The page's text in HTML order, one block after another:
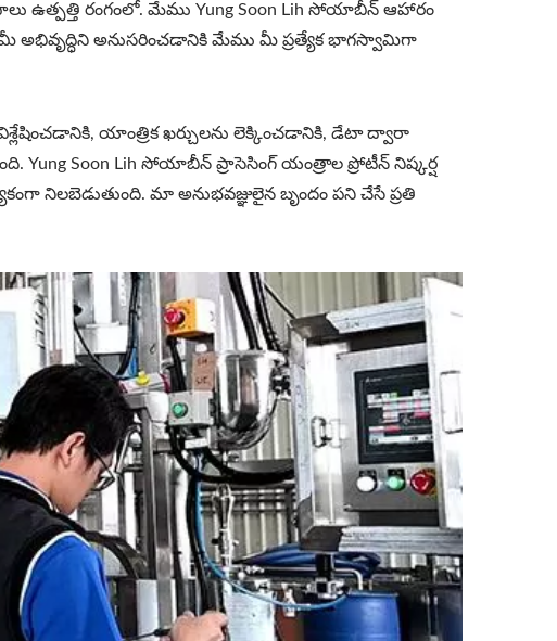
ఉత్పత్తి రంగంలో. మేము Yung Soon Lih సోయాబీన్ ఆహారం
మీ అభివృద్ధిని అనుసరించడానికి మేము మీ ప్రత్యేక భాగస్వామిగా
యాంత్రిక ఖర్చులను లెక్కించడానికి, డేటా ద్వారా
Soon Lih సోయాబీన్ ప్రాసెసింగ్ యంత్రాల ప్రోటీన్ నిష్కర్ష
నిలబెడుతుంది. మా అనుభవజ్ఞులైన బృందం పని చేసే ప్రతి